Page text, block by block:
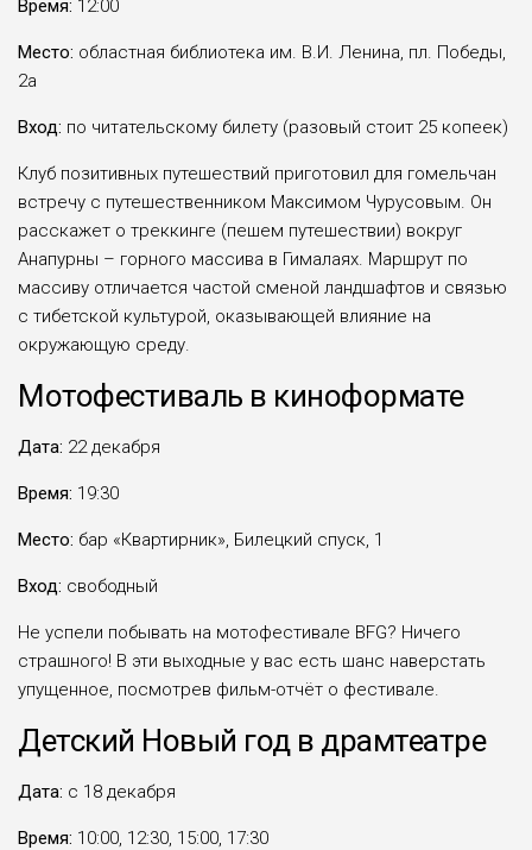
Время: 12:00
Место: областная библиотека им. В.И. Ленина, пл. Победы,
2а
Вход: по читательскому билету (разовый стоит 25 копеек)
Клуб позитивных путешествий приготовил для гомельчан
встречу с путешественником Максимом Чурусовым. Он
расскажет о треккинге (пешем путешествии) вокруг
Анапурны – горного массива в Гималаях. Маршрут по
массиву отличается частой сменой ландшафтов и связью
с тибетской культурой, оказывающей влияние на
окружающую среду.
Мотофестиваль в киноформате
Дата: 22 декабря
Время: 19:30
Место: бар «Квартирник», Билецкий спуск, 1
Вход: свободный
Не успели побывать на мотофестивале BFG? Ничего
страшного! В эти выходные у вас есть шанс наверстать
упущенное, посмотрев фильм-отчёт о фестивале.
Детский Новый год в драмтеатре
Дата: с 18 декабря
Время: 10:00, 12:30, 15:00, 17:30